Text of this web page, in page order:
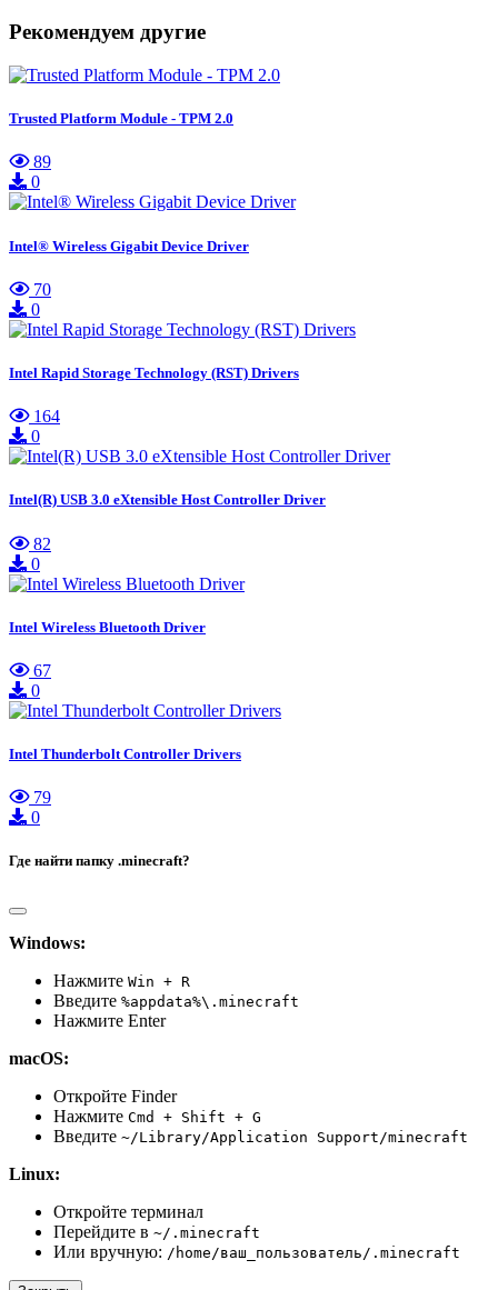
Рекомендуем другие
Trusted Platform Module - TPM 2.0
89
0
Intel® Wireless Gigabit Device Driver
70
0
Intel Rapid Storage Technology (RST) Drivers
164
0
Intel(R) USB 3.0 eXtensible Host Controller Driver
82
0
Intel Wireless Bluetooth Driver
67
0
Intel Thunderbolt Controller Drivers
79
0
Где найти папку .minecraft?
Windows:
Нажмите Win + R
Введите %appdata%\.minecraft
Нажмите Enter
macOS:
Откройте Finder
Нажмите Cmd + Shift + G
Введите ~/Library/Application Support/minecraft
Linux:
Откройте терминал
Перейдите в ~/.minecraft
Или вручную: /home/ваш_пользователь/.minecraft